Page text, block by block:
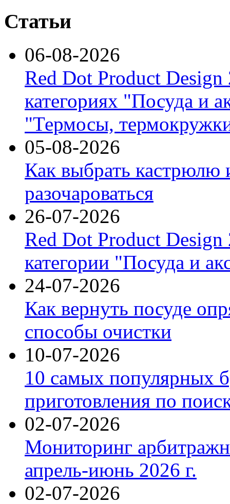
Статьи
06-08-2026
Red Dot Product Design
категориях "Посуда и
"Термосы,
05-08-2026
Как выбрать кастрюлю
разочароваться
26-07-2026
Red Dot Product Design
категории "Посуда и
24-07-2026
Как вернуть посуде
способы очистки
10-07-2026
10 самых популярных
приготовления по
02-07-2026
Мониторинг
апрель-июнь 2026 г.
02-07-2026